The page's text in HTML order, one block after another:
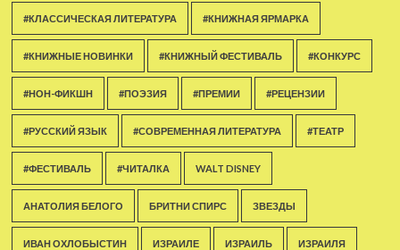
#КЛАССИЧЕСКАЯ ЛИТЕРАТУРА #КНИЖНАЯ ЯРМАРКА
#КНИЖНЫЕ НОВИНКИ #КНИЖНЫЙ ФЕСТИВАЛЬ #КОНКУРС
#НОН-ФИКШН #ПОЭЗИЯ #ПРЕМИИ #РЕЦЕНЗИИ
#РУССКИЙ ЯЗЫК #СОВРЕМЕННАЯ ЛИТЕРАТУРА #ТЕАТР
#ФЕСТИВАЛЬ #ЧИТАЛКА WALT DISNEY
АНАТОЛИЯ БЕЛОГО БРИТНИ СПИРС ЗВЕЗДЫ
ИВАН ОХЛОБЫСТИН ИЗРАИЛЕ ИЗРАИЛЬ ИЗРАИЛЯ